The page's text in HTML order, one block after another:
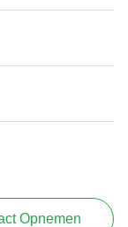
Opnemen